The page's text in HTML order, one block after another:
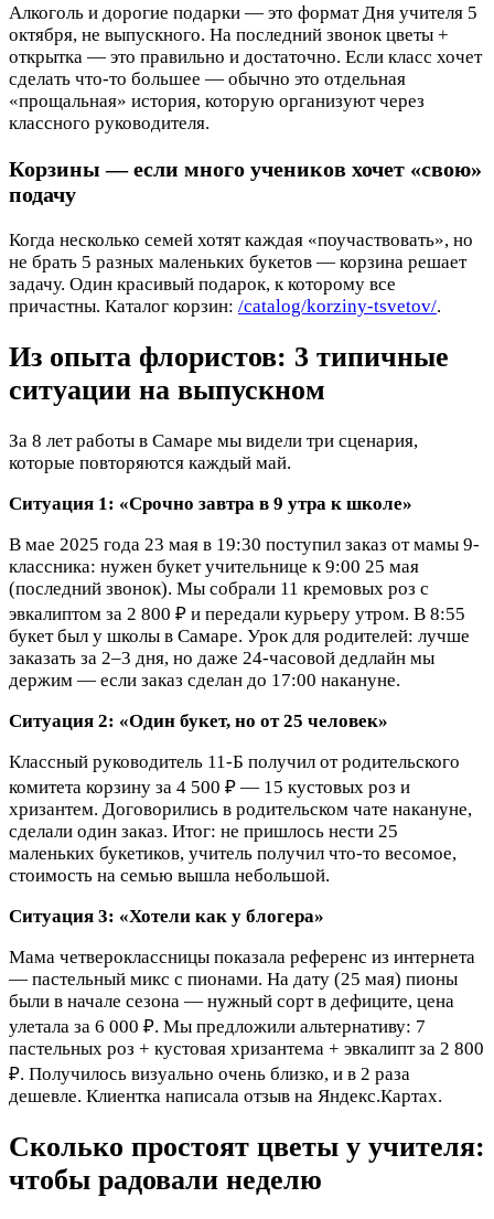
Алкоголь и дорогие подарки — это формат Дня учителя 5
октября, не выпускного. На последний звонок цветы +
открытка — это правильно и достаточно. Если класс хочет
сделать что-то большее — обычно это отдельная
«прощальная» история, которую организуют через
классного руководителя.
Корзины — если много учеников хочет «свою»
подачу
Когда несколько семей хотят каждая «поучаствовать», но
не брать 5 разных маленьких букетов — корзина решает
задачу. Один красивый подарок, к которому все
причастны. Каталог корзин: /catalog/korziny-tsvetov/.
Из опыта флористов: 3 типичные
ситуации на выпускном
За 8 лет работы в Самаре мы видели три сценария,
которые повторяются каждый май.
Ситуация 1: «Срочно завтра в 9 утра к школе»
В мае 2025 года 23 мая в 19:30 поступил заказ от мамы 9-
классника: нужен букет учительнице к 9:00 25 мая
(последний звонок). Мы собрали 11 кремовых роз с
эвкалиптом за 2 800 ₽ и передали курьеру утром. В 8:55
букет был у школы в Самаре. Урок для родителей: лучше
заказать за 2–3 дня, но даже 24-часовой дедлайн мы
держим — если заказ сделан до 17:00 накануне.
Ситуация 2: «Один букет, но от 25 человек»
Классный руководитель 11-Б получил от родительского
комитета корзину за 4 500 ₽ — 15 кустовых роз и
хризантем. Договорились в родительском чате накануне,
сделали один заказ. Итог: не пришлось нести 25
маленьких букетиков, учитель получил что-то весомое,
стоимость на семью вышла небольшой.
Ситуация 3: «Хотели как у блогера»
Мама четвероклассницы показала референс из интернета
— пастельный микс с пионами. На дату (25 мая) пионы
были в начале сезона — нужный сорт в дефиците, цена
улетала за 6 000 ₽. Мы предложили альтернативу: 7
пастельных роз + кустовая хризантема + эвкалипт за 2 800
₽. Получилось визуально очень близко, и в 2 раза
дешевле. Клиентка написала отзыв на Яндекс.Картах.
Сколько простоят цветы у учителя:
чтобы радовали неделю